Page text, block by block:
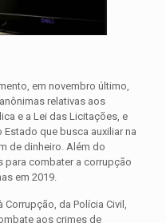
em novembro último,
relativas aos
e a Lei das Licitações, e
que busca auxiliar na
de dinheiro. Além do
para combater a corrupção
em 2019.
da Polícia Civil,
aos crimes de